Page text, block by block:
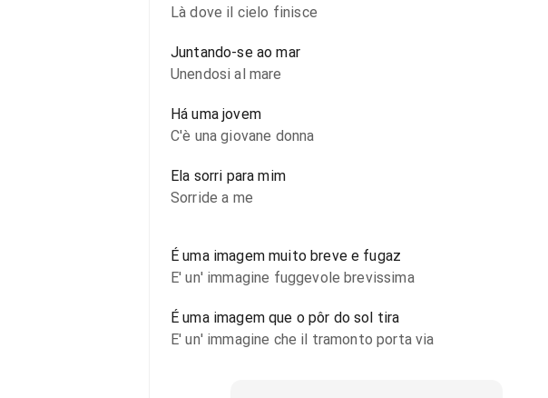
Là dove il cielo finisce
Juntando-se ao mar
Unendosi al mare
Há uma jovem
C'è una giovane donna
Ela sorri para mim
Sorride a me
É uma imagem muito breve e fugaz
E' un' immagine fuggevole brevissima
É uma imagem que o pôr do sol tira
E' un' immagine che il tramonto porta via